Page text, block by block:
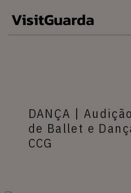
DANÇA |
de Ballet e
CCG